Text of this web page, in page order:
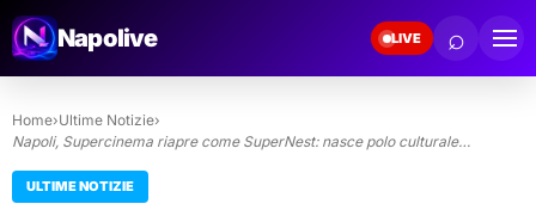
Napolive LIVE ⌕
Home›Ultime Notizie›
Napoli, Supercinema riapre come SuperNest: nasce polo culturale…
ULTIME NOTIZIE